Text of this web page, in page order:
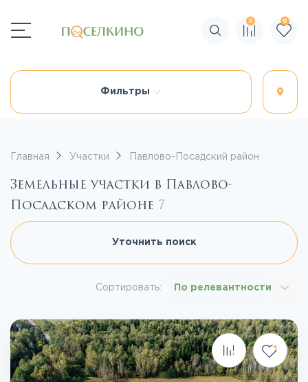
Поиск по сайту
0 0
Фильтры
Главная Участки Павлово-Посадский район
Земельные участки в Павлово-
Посадском районе 7
Уточнить поиск
Сортировать: По релевантности